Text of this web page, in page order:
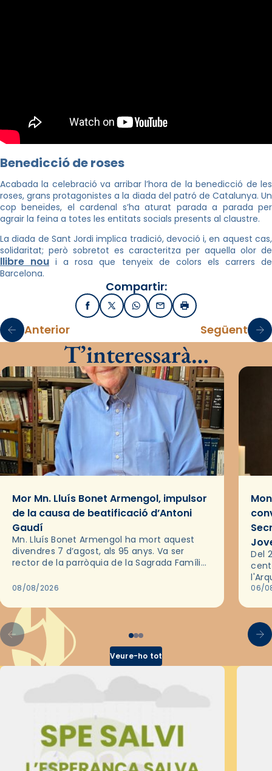
Benedicció de roses
Acabada la celebració va arribar l’hora de la benedicció de les
roses, grans protagonistes a la diada del patró de Catalunya. Un
cop beneïdes, el cardenal s’ha aturat parada a parada per
agrair la feina a totes les entitats socials presents al claustre.
La diada de Sant Jordi implica tradició, devoció i, en aquest cas,
solidaritat; però sobretot es caracteritza per aquella olor de
llibre nou i a rosa que tenyeix de colors els carrers de
Barcelona.
Compartir:
FacebookX / TwitterWhatsApp
EmailImprimir
Anterior Següent
T’interessarà…
Mor Mn. Lluís Bonet Armengol, impulsor
de la causa de beatificació d’Antoni
Gaudí
Mn. Lluís Bonet Armengol ha mort aquest
divendres 7 d’agost, als 95 anys. Va ser
rector de la parròquia de la Sagrada Família
2018,…
08/08/2026
Del
les
06/
Veure-ho tot